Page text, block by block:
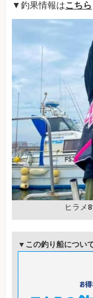
▼釣果情報はこちら
ヒラメ
▼この釣り船につい